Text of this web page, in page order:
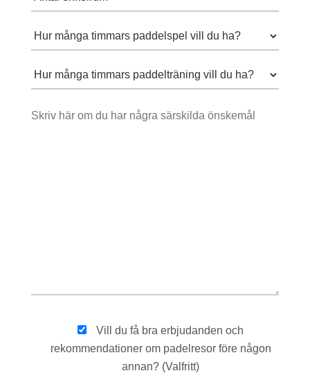
Vill du få bra erbjudanden och
rekommendationer om padelresor före någon
annan? (Valfritt)